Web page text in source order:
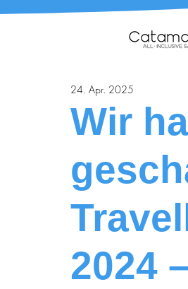
Wir
2024
24. Apr. 2025